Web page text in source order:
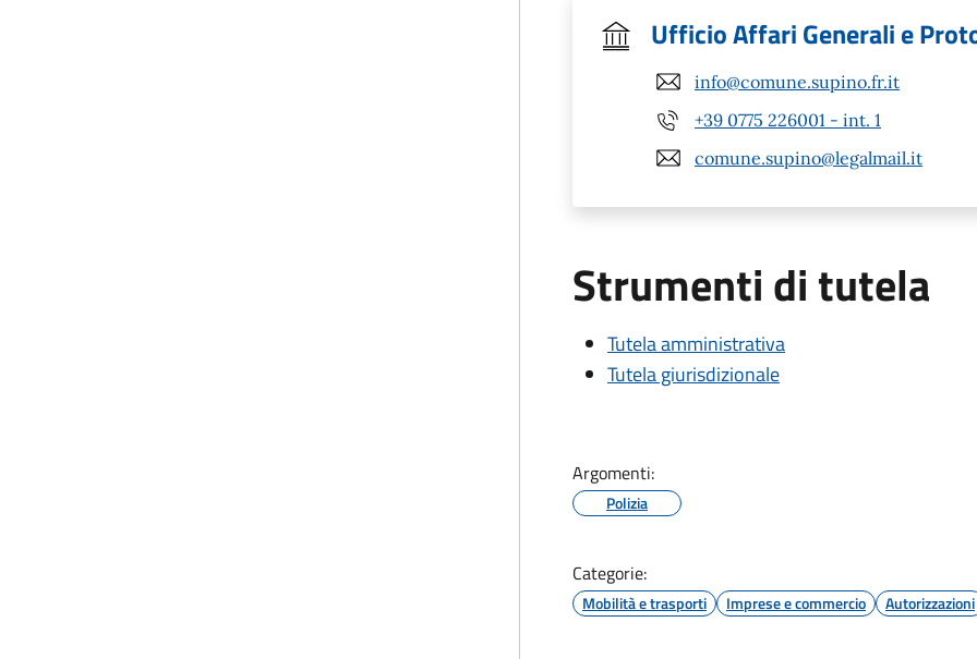
Ufficio Affari Generali e
info@comune.supino.fr.it
+39 0775 226001 - int. 1
comune.supino@legalmail.it
Strumenti di tutela
Tutela amministrativa
Tutela giurisdizionale
Argomenti:
Polizia
Categorie:
Mobilità e trasporti Imprese e commercio Autorizzazioni